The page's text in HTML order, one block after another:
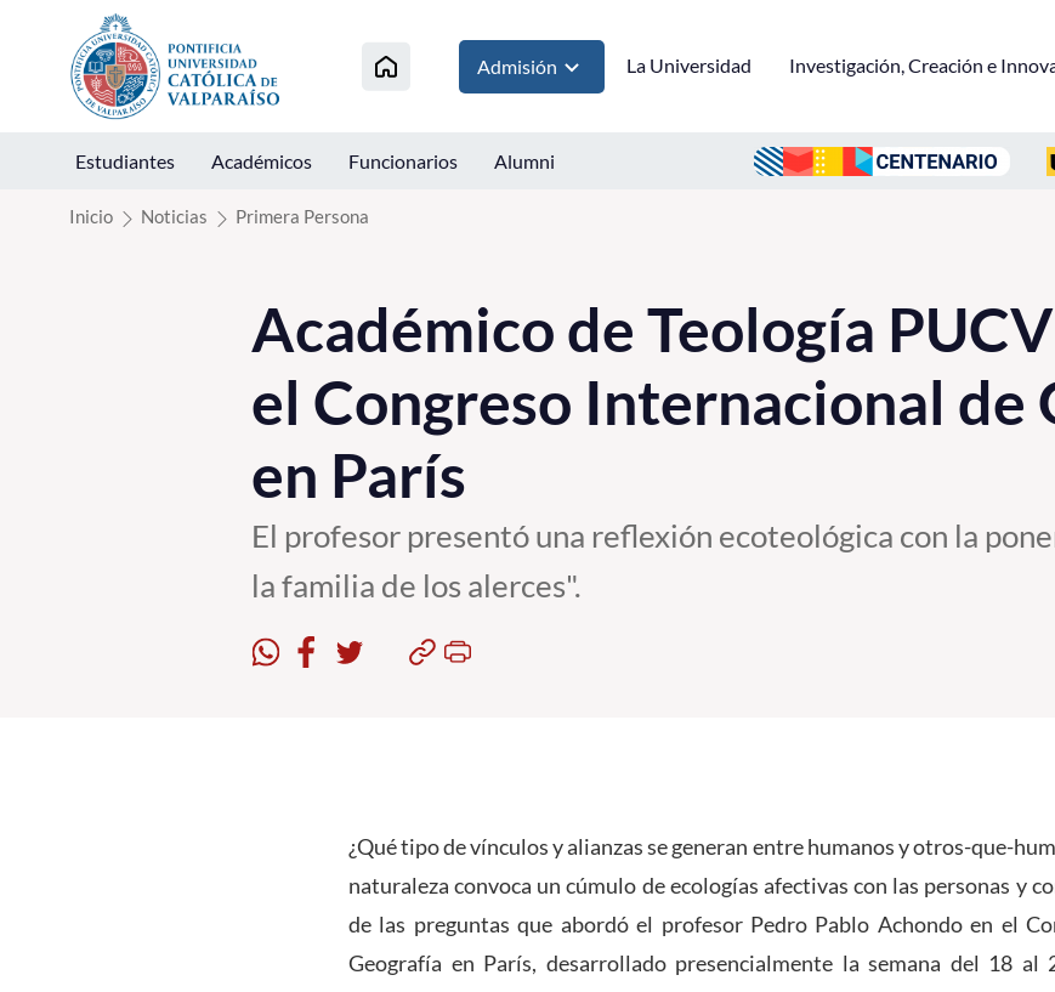
Click acá para ir directamente al contenido
Admisión La Universidad Investigación, Creación e
Estudiantes Académicos Funcionarios Alumni
Inicio Noticias Primera Persona
Académico de Teología
el Congreso Internacional de
en París
El profesor presentó una reflexión ecoteológica con la
la familia de los alerces".
¿Qué tipo de vínculos y alianzas se generan entre humanos y otros-que-
naturaleza convoca un cúmulo de ecologías afectivas con las personas y
de las preguntas que abordó el profesor Pedro Pablo Achondo en el
Geografía en París, desarrollado presencialmente la semana del 18